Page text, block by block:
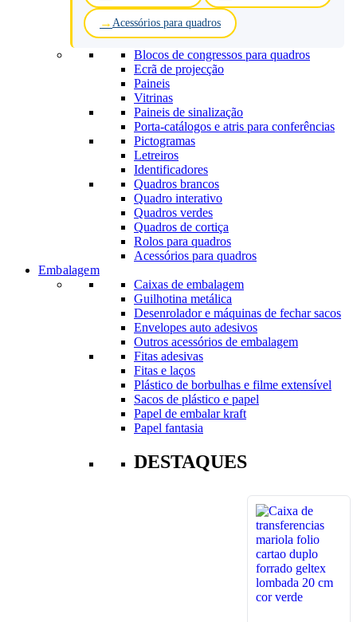
Acessórios para quadros
Blocos de congressos para quadros
Ecrã de projecção
Paineis
Vitrinas
Paineis de sinalização
Porta-catálogos e atris para conferências
Pictogramas
Letreiros
Identificadores
Quadros brancos
Quadro interativo
Quadros verdes
Quadros de cortiça
Rolos para quadros
Acessórios para quadros
Embalagem
Caixas de embalagem
Guilhotina metálica
Desenrolador e máquinas de fechar sacos
Envelopes auto adesivos
Outros acessórios de embalagem
Fitas adesivas
Fitas e laços
Plástico de borbulhas e filme extensível
Sacos de plástico e papel
Papel de embalar kraft
Papel fantasia
DESTAQUES